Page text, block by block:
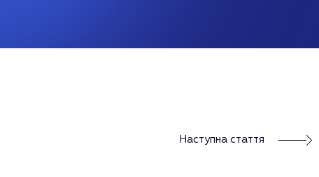
Наступна стаття